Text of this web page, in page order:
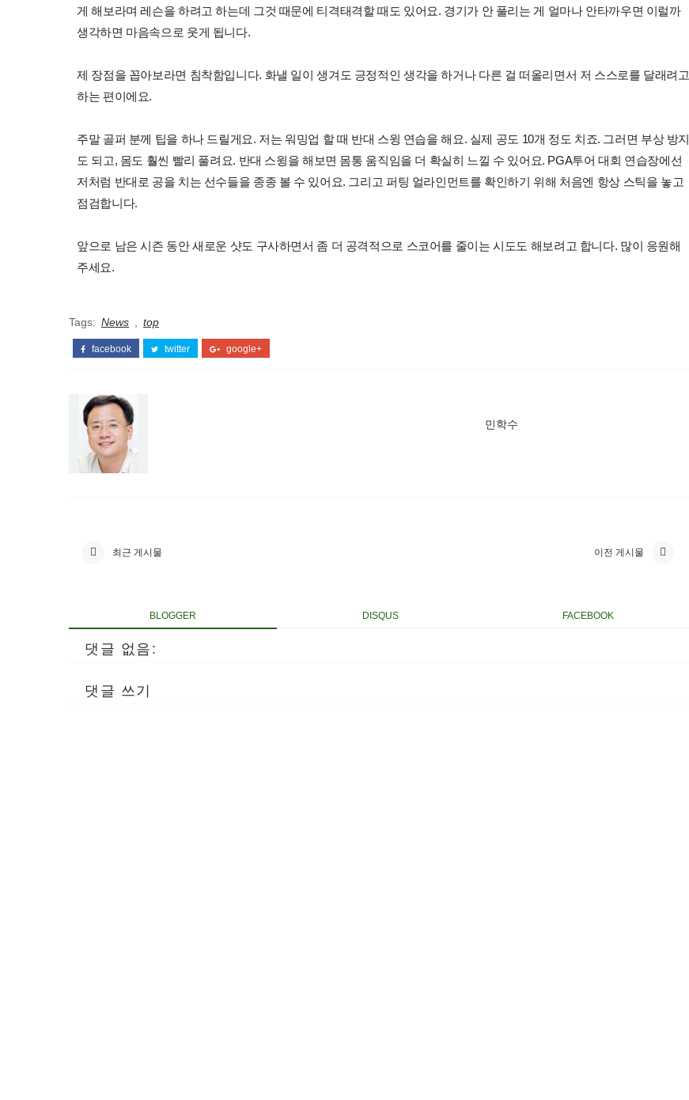
게 해보라며 레슨을 하려고 하는데 그것 때문에 티격태격할 때도 있어요. 경기가 안 풀리는 게 얼마나 안타까우면 이럴까
생각하면 마음속으로 웃게 됩니다.
제 장점을 꼽아보라면 침착함입니다. 화낼 일이 생겨도 긍정적인 생각을 하거나 다른 걸 떠올리면서 저 스스로를 달래려고
하는 편이에요.
주말 골퍼 분께 팁을 하나 드릴게요. 저는 워밍업 할 때 반대 스윙 연습을 해요. 실제 공도 10개 정도 치죠. 그러면 부상 방지
도 되고, 몸도 훨씬 빨리 풀려요. 반대 스윙을 해보면 몸통 움직임을 더 확실히 느낄 수 있어요. PGA투어 대회 연습장에선
저처럼 반대로 공을 치는 선수들을 종종 볼 수 있어요. 그리고 퍼팅 얼라인먼트를 확인하기 위해 처음엔 항상 스틱을 놓고
점검합니다.
앞으로 남은 시즌 동안 새로운 샷도 구사하면서 좀 더 공격적으로 스코어를 줄이는 시도도 해보려고 합니다. 많이 응원해
주세요.
Tags: News top
facebook twitter google+
민학수
최근 게시물 이전 게시물
BLOGGER DISQUS FACEBOOK
댓글 없음:
댓글 쓰기